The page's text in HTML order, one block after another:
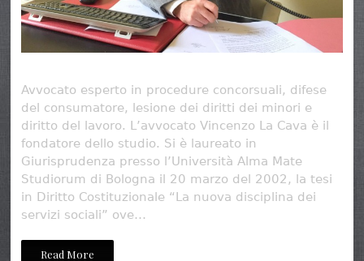
Avvocato esperto in procedure concorsuali, difese
del consumatore, lesione dei diritti dei minori e
diritto del lavoro. L’avvocato Vincenzo La Cava è il
fondatore dello studio. Si è laureato in
Giurisprudenza presso l’Università Alma Mate
Studiorum di Bologna il 20 marzo del 2002, la tesi
in Diritto Costituzionale “La nuova disciplina dei
servizi sociali” ove…
Read More